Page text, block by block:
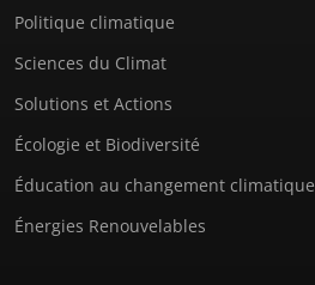
Politique climatique
Sciences du Climat
Solutions et Actions
Écologie et Biodiversité
Éducation au changement climatique
Énergies Renouvelables